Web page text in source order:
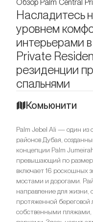
Обзор Palm Central
Насладитесь
уровнем
интерьерами
Private
резиденции
спальнями
Комьюнити
Palm Jebel Ali — один
районов Дубая,
концепции Palm
превышающий по
включает 16 роскошных
мостами и дорогами.
направление для
протяженной береговой
собственными пляжами,